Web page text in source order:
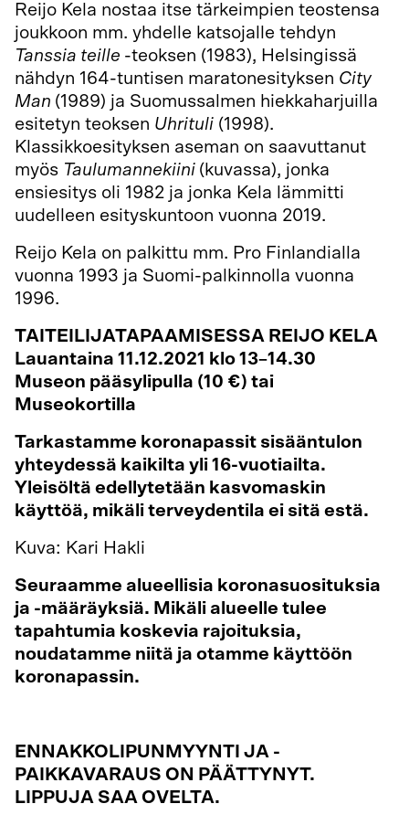
Reijo Kela nostaa itse tärkeimpien teostensa
joukkoon mm. yhdelle katsojalle tehdyn
Tanssia teille -teoksen (1983), Helsingissä
nähdyn 164-tuntisen maratonesityksen City
Man (1989) ja Suomussalmen hiekkaharjuilla
esitetyn teoksen Uhrituli (1998).
Klassikkoesityksen aseman on saavuttanut
myös Taulumannekiini (kuvassa), jonka
ensiesitys oli 1982 ja jonka Kela lämmitti
uudelleen esityskuntoon vuonna 2019.
Reijo Kela on palkittu mm. Pro Finlandialla
vuonna 1993 ja Suomi-palkinnolla vuonna
1996.
TAITEILIJATAPAAMISESSA REIJO KELA
Lauantaina 11.12.2021 klo 13–14.30
Museon pääsylipulla (10 €) tai
Museokortilla
Tarkastamme koronapassit sisääntulon
yhteydessä kaikilta yli 16-vuotiailta.
Yleisöltä edellytetään kasvomaskin
käyttöä, mikäli terveydentila ei sitä estä.
Kuva: Kari Hakli
Seuraamme alueellisia koronasuosituksia
ja -määräyksiä. Mikäli alueelle tulee
tapahtumia koskevia rajoituksia,
noudatamme niitä ja otamme käyttöön
koronapassin.
ENNAKKOLIPUNMYYNTI JA -
PAIKKAVARAUS ON PÄÄTTYNYT.
LIPPUJA SAA OVELTA.